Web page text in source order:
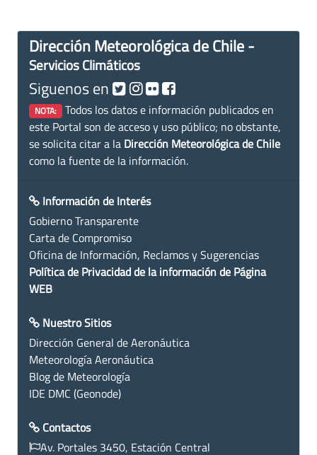
Dirección Meteorológica de Chile -
Servicios Climáticos
Siguenos en
NOTA: Todos los datos e información publicados en
este Portal son de acceso y uso público; no obstante,
se solicita citar a la Dirección Meteorológica de Chile
como la fuente de la información.
Información de Interés
Gobierno Transparente
Carta de Compromiso
Oficina de Información, Reclamos y Sugerencias
Política de Privacidad de la información de Página
WEB
Nuestro Sitios
Dirección General de Aeronáutica
Meteorología Aeronáutica
Blog de Meteorología
IDE DMC (Geonode)
Contactos
Av. Portales 3450, Estación Central